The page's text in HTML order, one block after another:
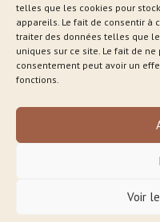
telles que les cookies pour
appareils. Le fait de consentir à
traiter des données telles que
uniques sur ce site. Le fait de
consentement peut avoir un
fonctions.
Voir
Qui suis-je ?
Les séances
Approche
Blog
Boutique en ligne
Contact